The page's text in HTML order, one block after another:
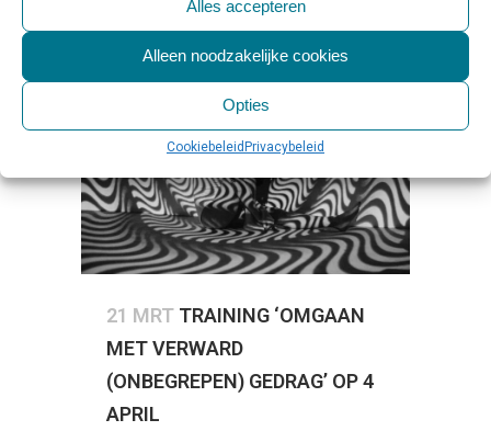
Alles accepteren
Alleen noodzakelijke cookies
Opties
CookiebeleidPrivacybeleid
21 MRT TRAINING ‘OMGAAN
MET VERWARD
(ONBEGREPEN) GEDRAG’ OP 4
APRIL